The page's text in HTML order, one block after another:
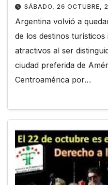
SÁBADO, 26 OCTUBRE,
Argentina volvió a
de los destinos
atractivos al ser
ciudad preferida de
Centroamérica por…